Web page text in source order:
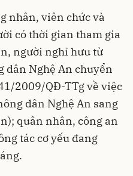
nhân, viên chức và
có thời gian tham gia
người nghỉ hưu từ
dân Nghệ An chuyển
2009/QĐ-TTg về việc
dân Nghệ An sang
quân nhân, công an
tác cơ yếu đang